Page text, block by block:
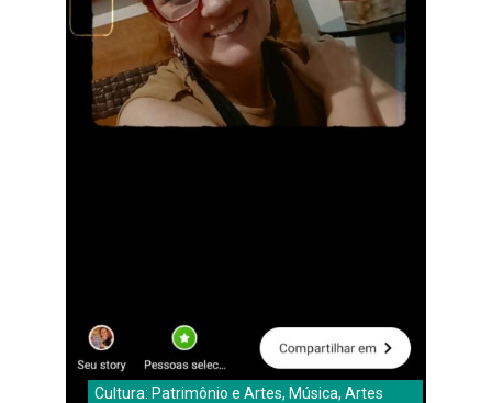
Cultura: Patrimônio e Artes, Música, Artes